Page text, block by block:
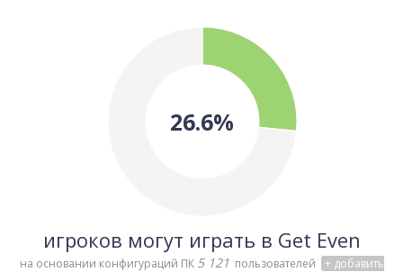
26.6%
игроков могут играть в Get Even
на основании конфигураций ПК 5 121 пользователей
+ добавить